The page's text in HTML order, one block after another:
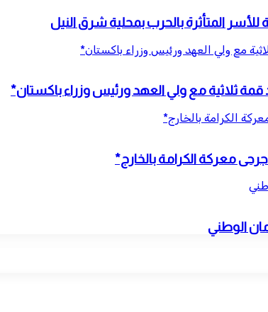
مع ولي العهد ورئيس وزراء باكستان*
قمة ثلاثية مع ولي العهد ورئيس وزراء باكستان*
الكرامة بالخارج*
معركة الكرامة بالخارج*
الوطني